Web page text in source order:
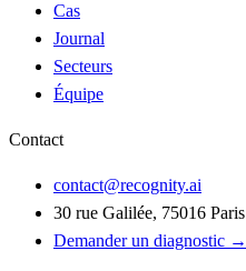
Cas
Journal
Secteurs
Équipe
Contact
contact@recognity.ai
30 rue Galilée, 75016 Paris
Demander un diagnostic →